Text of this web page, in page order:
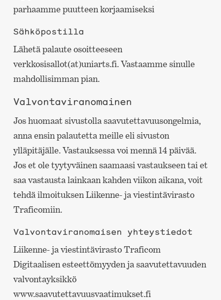
parhaamme puutteen korjaamiseksi
Sähköpostilla
Lähetä palaute osoitteeseen
verkkosisallot(at)uniarts.fi. Vastaamme sinulle
mahdollisimman pian.
Valvontaviranomainen
Jos huomaat sivustolla saavutettavuusongelmia,
anna ensin palautetta meille eli sivuston
ylläpitäjälle. Vastauksessa voi mennä 14 päivää.
Jos et ole tyytyväinen saamaasi vastaukseen tai et
saa vastausta lainkaan kahden viikon aikana, voit
tehdä ilmoituksen Liikenne- ja viestintävirasto
Traficomiin.
Valvontaviranomaisen yhteystiedot
Liikenne- ja viestintävirasto Traficom
Digitaalisen esteettömyyden ja saavutettavuuden
valvontayksikkö
www.saavutettavuusvaatimukset.fi